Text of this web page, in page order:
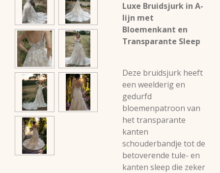
Luxe Bruidsjurk in A-
lijn met
Bloemenkant en
Transparante Sleep
Deze bruidsjurk heeft
een weelderig en
gedurfd
bloemenpatroon van
het transparante
kanten
schouderbandje tot de
betoverende tule- en
kanten sleep die zeker